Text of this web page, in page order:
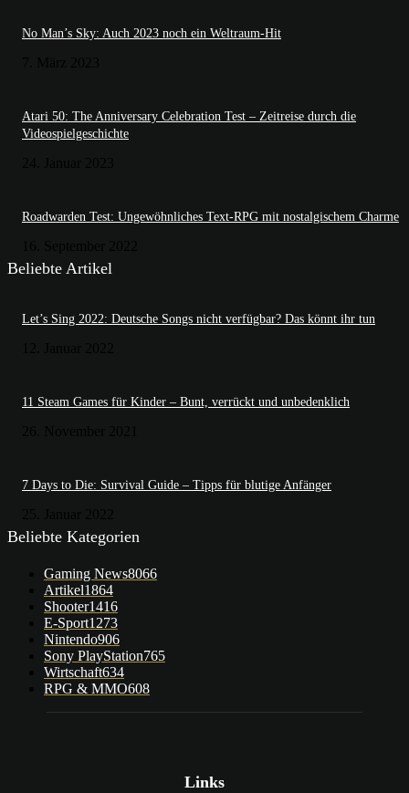
No Man’s Sky: Auch 2023 noch ein Weltraum-Hit
Atari 50: The Anniversary Celebration Test – Zeitreise durch die
Videospielgeschichte
Roadwarden Test: Ungewöhnliches Text-RPG mit nostalgischem Charme
Beliebte Artikel
Let’s Sing 2022: Deutsche Songs nicht verfügbar? Das könnt ihr tun
11 Steam Games für Kinder – Bunt, verrückt und unbedenklich
7 Days to Die: Survival Guide – Tipps für blutige Anfänger
Beliebte Kategorien
Gaming News8066
Artikel1864
Shooter1416
E-Sport1273
Nintendo906
Sony PlayStation765
Wirtschaft634
RPG & MMO608
Links